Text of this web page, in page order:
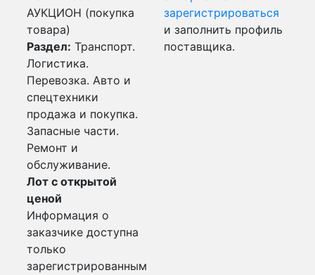
АУКЦИОН (покупка
товара)
Раздел: Транспорт.
Логистика.
Перевозка. Авто и
спецтехники
продажа и покупка.
Запасные части.
Ремонт и
обслуживание.
Лот с открытой
ценой
Информация о
заказчике доступна
только
зарегистрированным
зарегистрироваться
и заполнить профиль
поставщика.